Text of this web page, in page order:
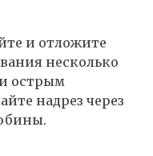
и отложите
несколько
острым
надрез через